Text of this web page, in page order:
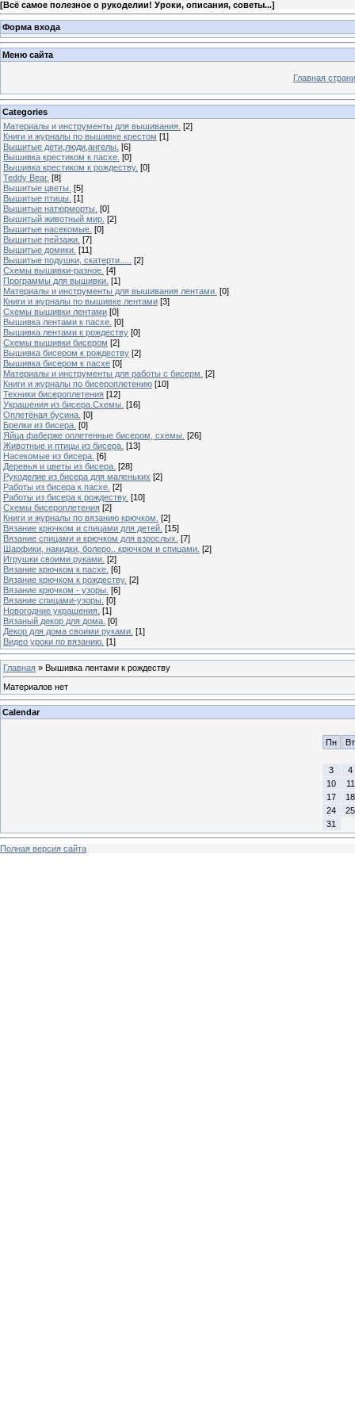
[Всё самое полезное о рукоделии! Уроки, описания, советы...]
Форма входа
Меню сайта
Главная
Categories
Материалы и инструменты для вышивания. [2]
Книги и журналы по вышивке крестом [1]
Вышитые дети,люди,ангелы. [6]
Вышивка крестиком к пасхе. [0]
Вышивка крестиком к рождеству. [0]
Teddy Bear. [8]
Вышитые цветы. [5]
Вышитые птицы. [1]
Вышитые натюрморты. [0]
Вышитый животный мир. [2]
Вышитые насекомые. [0]
Вышитые пейзажи. [7]
Вышитые домики. [11]
Вышитые подушки, скатерти.....
[2]
Схемы вышивки-разное. [4]
Программы для вышивки. [1]
Материалы и инструменты для вышивания лентами. [0]
Книги и журналы по вышивке лентами [3]
Схемы вышивки лентами [0]
Вышивка лентами к пасхе. [0]
Вышивка лентами к рождеству [0]
Схемы вышивки бисером [2]
Вышивка бисером к рождеству [2]
Вышивка бисером к пасхе [0]
Материалы и инструменты для работы с бисерм. [2]
Книги и журналы по бисероплетению [10]
Техники бисероплетения [12]
Украшения из бисера.Схемы. [16]
Оплетёная бусина. [0]
Брелки из бисера. [0]
Яйца фаберже оплетенные бисером, схемы. [26]
Животные и птицы из бисера. [13]
Насекомые из бисера. [6]
Деревья и цветы из бисера. [28]
Рукоделие из бисера для маленьких [2]
Работы из бисера к пасхе. [2]
Работы из бисера к рождеству. [10]
Схемы бисероплетения [2]
Книги и журналы по вязанию крючком. [2]
Вязание крючком и спицами для детей. [15]
Вязание спицами и крючком для взрослых. [7]
Шарфики, накидки, болеро.. крючком и спицами. [2]
Игрушки своими руками. [2]
Вязание крючком к пасхе. [6]
Вязание крючком к рождеству. [2]
Вязание крючком - узоры. [6]
Вязание спицами-узоры. [0]
Новогодние украшения. [1]
Вязаный декор для дома. [0]
Декор для дома своими руками. [1]
Видео уроки по вязанию. [1]
Главная » Вышивка лентами к рождеству
Материалов нет
Calendar
Пн
Вт
3
4
10
11
17
18
24
25
31
Полная версия сайта